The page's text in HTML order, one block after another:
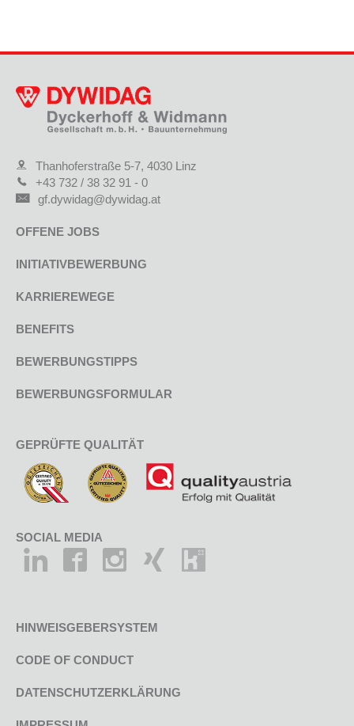
Thanhoferstraße 5-7, 4030 Linz
+43 732 / 38 32 91 - 0
gf.dywidag@dywidag.at
OFFENE JOBS
INITIATIVBEWERBUNG
KARRIEREWEGE
BENEFITS
BEWERBUNGSTIPPS
BEWERBUNGSFORMULAR
GEPRÜFTE QUALITÄT
SOCIAL MEDIA
HINWEISGEBERSYSTEM
CODE OF CONDUCT
DATENSCHUTZERKLÄRUNG